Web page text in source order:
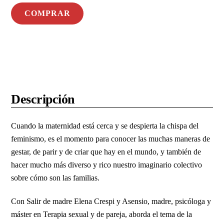
COMPRAR
Descripción
Cuando la maternidad está cerca y se despierta la chispa del
feminismo, es el momento para conocer las muchas maneras de
gestar, de parir y de criar que hay en el mundo, y también de
hacer mucho más diverso y rico nuestro imaginario colectivo
sobre cómo son las familias.
Con Salir de madre Elena Crespi y Asensio, madre, psicóloga y
máster en Terapia sexual y de pareja, aborda el tema de la